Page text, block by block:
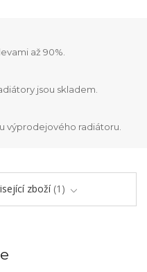
až 90%.
jsou skladem.
výprodejového radiátoru.
zboží 1